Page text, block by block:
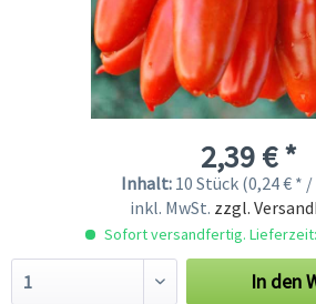
2,39 € *
Inhalt: 10 Stück (0,24 € *
inkl. MwSt. zzgl.
Sofort versandfertig.
In den